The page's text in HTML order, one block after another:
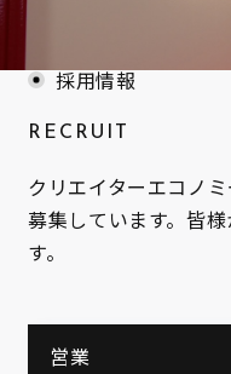
採用情報
RECRUIT
クリエイターエコノ
募集しています。皆
す。
営業